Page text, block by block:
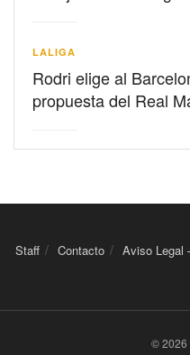
LALIGA
Rodri elige al
propuesta del Real
Staff Contacto Aviso Legal
© 2026